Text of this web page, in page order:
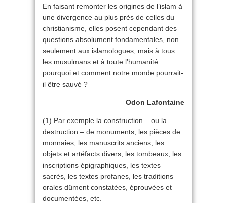
En faisant remonter les origines de l’islam à
une divergence au plus près de celles du
christianisme, elles posent cependant des
questions absolument fondamentales, non
seulement aux islamologues, mais à tous
les musulmans et à toute l’humanité :
pourquoi et comment notre monde pourrait-
il être sauvé ?
Odon Lafontaine
(1) Par exemple la construction – ou la
destruction – de monuments, les pièces de
monnaies, les manuscrits anciens, les
objets et artéfacts divers, les tombeaux, les
inscriptions épigraphiques, les textes
sacrés, les textes profanes, les traditions
orales dûment constatées, éprouvées et
documentées, etc.